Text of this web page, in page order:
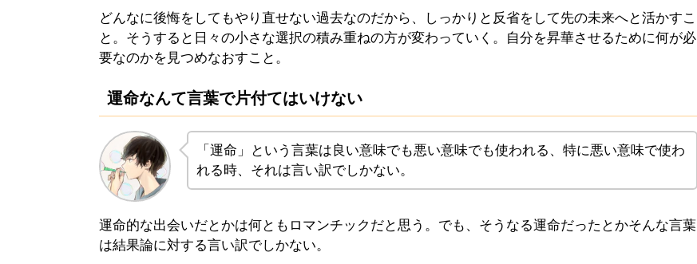
どんなに後悔をしてもやり直せない過去なのだから、しっかりと反省をして先の未来へと活かすこ
と。そうすると日々の小さな選択の積み重ねの方が変わっていく。自分を昇華させるために何が必
要なのかを見つめなおすこと。
運命なんて言葉で片付てはいけない
「運命」という言葉は良い意味でも悪い意味でも使われる、特に悪い意味で使わ
れる時、それは言い訳でしかない。
運命的な出会いだとかは何ともロマンチックだと思う。でも、そうなる運命だったとかそんな言葉
は結果論に対する言い訳でしかない。